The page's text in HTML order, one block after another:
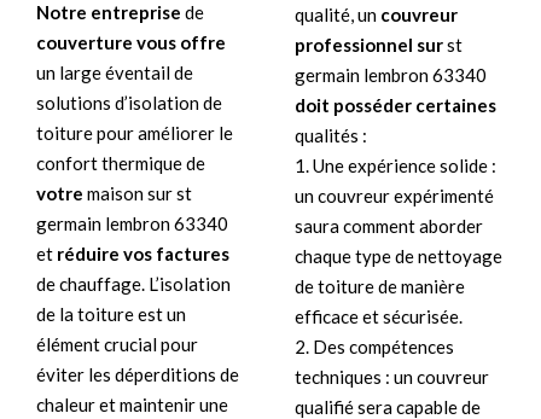
Notre entreprise de
couverture vous offre
un large éventail de
solutions d’isolation de
toiture pour améliorer le
confort thermique de
votre maison sur st
germain lembron 63340
et réduire vos factures
de chauffage. L’isolation
de la toiture est un
élément crucial pour
éviter les déperditions de
chaleur et maintenir une
qualité, un couvreur
professionnel surst
germain lembron 63340
doit posséder certaines
qualités :
1. Une expérience solide :
un couvreur expérimenté
saura comment aborder
chaque type de nettoyage
de toiture de manière
efficace et sécurisée.
2. Des compétences
techniques : un couvreur
qualifié sera capable de